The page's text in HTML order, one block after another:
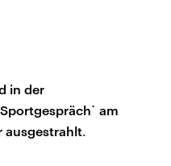
in der
am
ausgestrahlt.